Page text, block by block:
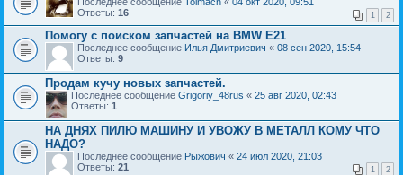
Ответы: 16 1 2
Помогу с поиском запчастей на BMW E21
Последнее сообщение Илья Дмитриевич « 08 сен 2020, 15:54
Ответы: 9
Продам кучу новых запчастей.
Последнее сообщение Grigoriy_48rus « 25 авг 2020, 02:43
Ответы: 1
НА ДНЯХ ПИЛЮ МАШИНУ И УВОЖУ В МЕТАЛЛ КОМУ ЧТО
НАДО?
Последнее сообщение Рыжович « 24 июл 2020, 21:03
Ответы: 21 1 2